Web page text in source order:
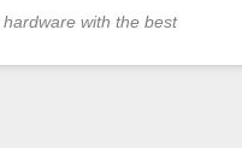
with the best